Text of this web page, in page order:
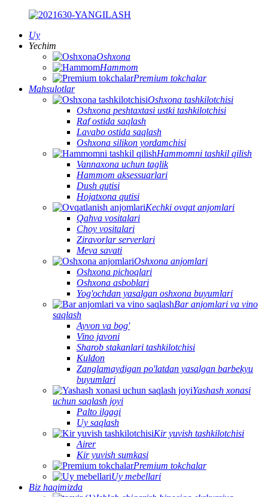
Uy
Yechim
Oshxona
Hammom
Premium tokchalar
Mahsulotlar
Oshxona tashkilotchisi
Oshxona peshtaxtasi ustki tashkilotchisi
Raf ostida saqlash
Lavabo ostida saqlash
Oshxona silikon yordamchisi
Hammomni tashkil qilish
Vannaxona uchun taglik
Hammom aksessuarlari
Dush qutisi
Hojatxona qutisi
Kechki ovqat anjomlari
Qahva vositalari
Choy vositalari
Ziravorlar serverlari
Meva savati
Oshxona anjomlari
Oshxona pichoqlari
Oshxona asboblari
Yog'ochdan yasalgan oshxona buyumlari
Bar anjomlari va vino
saqlash
Ayvon va bog'
Vino javoni
Sharob stakanlari tashkilotchisi
Kuldon
Zanglamaydigan po'latdan yasalgan barbekyu
buyumlari
Yashash xonasi
uchun saqlash joyi
Palto ilgagi
Uy saqlash
Kir yuvish tashkilotchisi
Airer
Kir yuvish sumkasi
Premium tokchalar
Uy mebellari
Biz haqimizda